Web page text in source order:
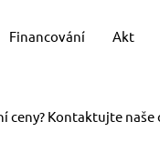
Financování Aktuality
Kontaktujte naše